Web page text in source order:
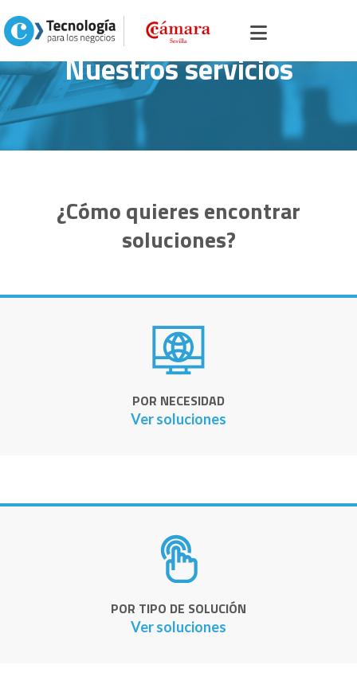
Nuestros servicios
¿Cómo quieres encontrar
soluciones?
POR NECESIDAD
Ver soluciones
POR TIPO DE SOLUCIÓN
Ver soluciones